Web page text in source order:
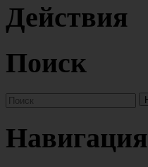
Действия
Поиск
Навигация